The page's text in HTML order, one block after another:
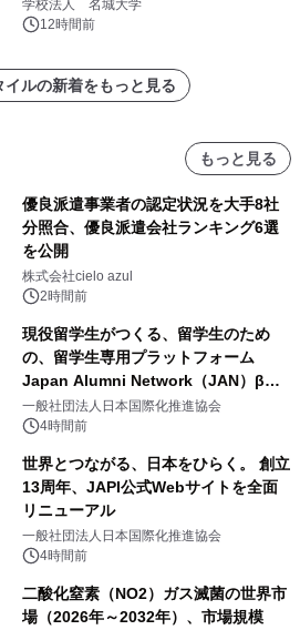
学校法人 名城大学
12時間前
イルの新着をもっと見る
もっと見る
優良派遣事業者の認定状況を大手8社
分照合、優良派遣会社ランキング6選
を公開
株式会社cielo azul
2時間前
現役留学生がつくる、留学生のため
の、留学生専用プラットフォーム
Japan Alumni Network（JAN）β版
をリリース
一般社団法人日本国際化推進協会
4時間前
世界とつながる、日本をひらく。 創立
13周年、JAPI公式Webサイトを全面
リニューアル
一般社団法人日本国際化推進協会
4時間前
二酸化窒素（NO2）ガス滅菌の世界市
場（2026年～2032年）、市場規模